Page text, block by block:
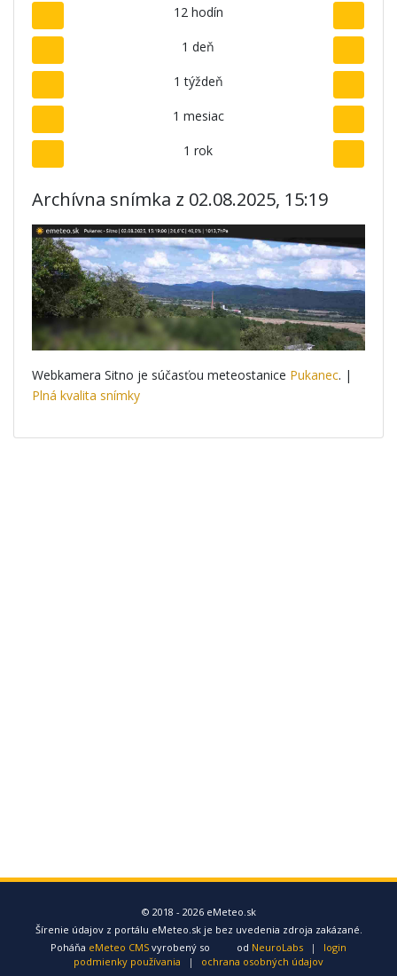
12 hodín
1 deň
1 týždeň
1 mesiac
1 rok
Archívna snímka z 02.08.2025, 15:19
Webkamera Sitno je súčasťou meteostanice Pukanec. |
Plná kvalita snímky
© 2018 - 2026 eMeteo.sk
Šírenie údajov z portálu eMeteo.sk je bez uvedenia zdroja zakázané.
Poháňa eMeteo CMS vyrobený so od NeuroLabs |
login
podmienky používania
| ochrana osobných údajov